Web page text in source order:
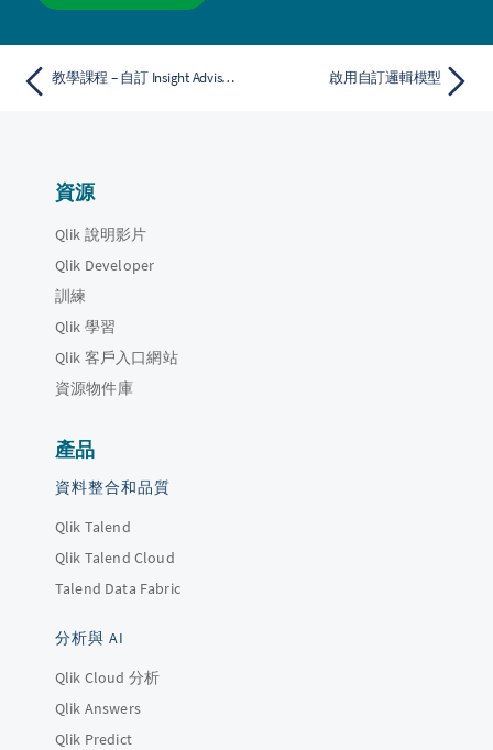
教學課程 – 自訂 Insight Advisor 如何解譯資料 啟用自訂邏輯模型
資源
Qlik 說明影片
Qlik Developer
訓練
Qlik 學習
Qlik 客戶入口網站
資源物件庫
產品
資料整合和品質
Qlik Talend
Qlik Talend Cloud
Talend Data Fabric
分析與 AI
Qlik Cloud 分析
Qlik Answers
Qlik Predict